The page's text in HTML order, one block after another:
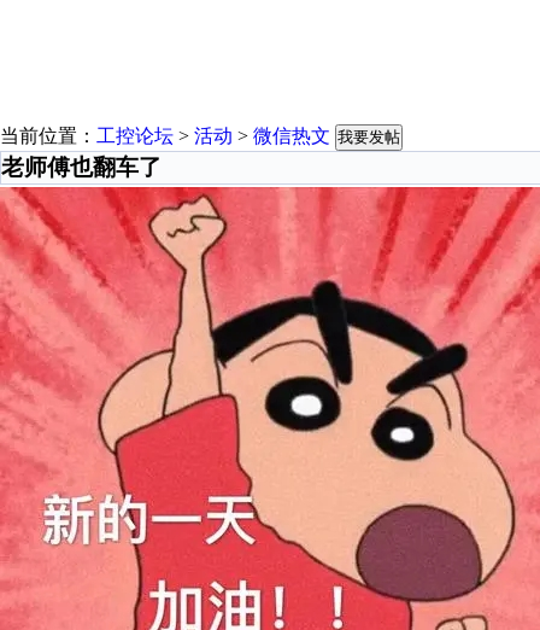
当前位置： 工控论坛 > 活动 > 微信热文 我要发帖
老师傅也翻车了